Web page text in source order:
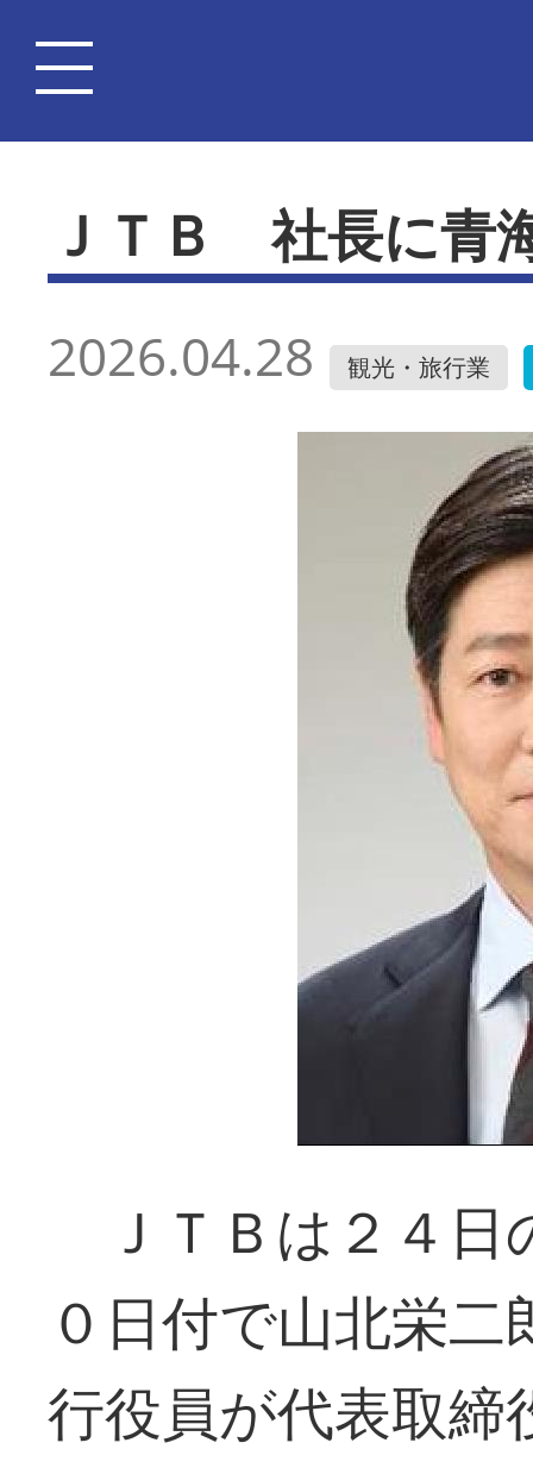
ＪＴＢ 社長に青
2026.04.28 観光・旅行業
ＪＴＢは２４日
０日付で山北栄
行役員が代表取締